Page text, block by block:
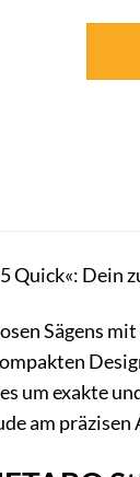
Quick«: Dein
Sägens
um exakte
am präzisen